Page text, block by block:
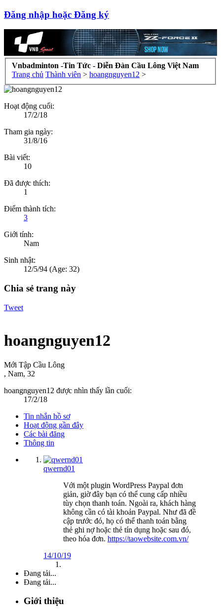
Đăng nhập hoặc Đăng ký
Vnbadminton -Tin Tức - Diễn Đàn Cầu Lông Việt Nam
Trang chủ Thành viên > hoangnguyen12 >
Hoạt động cuối:
17/2/18
Tham gia ngày:
31/8/16
Bài viết:
10
Đã được thích:
1
Điểm thành tích:
3
Giới tính:
Nam
Sinh nhật:
12/5/94 (Age: 32)
Chia sẻ trang này
Tweet
hoangnguyen12
Mới Tập Cầu Lông
, Nam, 32
hoangnguyen12 được nhìn thấy lần cuối:
17/2/18
Tin nhắn hồ sơ
Hoạt động gần đây
Các bài đăng
Thông tin
qwernd01
Với một plugin WordPress Paypal đơn
giản, giờ đây bạn có thể cung cấp nhiều
tùy chọn thanh toán. Ngoài ra, khách hàng
không cần có tài khoản Paypal. Như đã đề
cập trước đó, họ có thể thanh toán bằng
thẻ ghi nợ hoặc thẻ tín dụng hoặc sau đó,
theo hóa đơn. https://taowebsite.com.vn/
14/10/19
Đang tải...
Đang tải...
Giới thiệu